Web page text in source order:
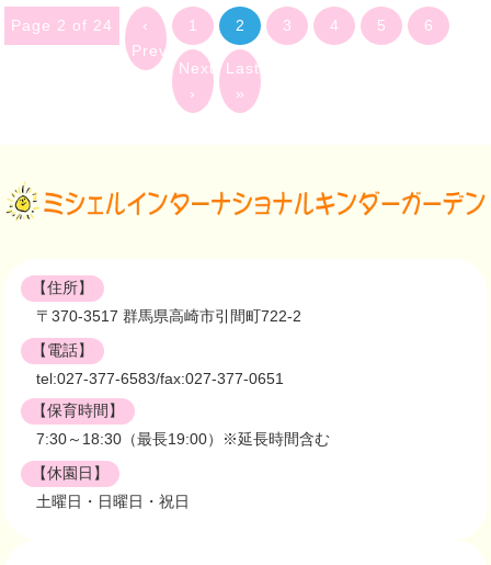
Page 2 of 24
‹
Previous
1 2 3 4 5 6
Next
›
Last
»
【住所】
〒370-3517 群馬県高崎市引間町722-2
【電話】
tel:027-377-6583/fax:027-377-0651
【保育時間】
7:30～18:30（最長19:00）※延長時間含む
【休園日】
土曜日・日曜日・祝日